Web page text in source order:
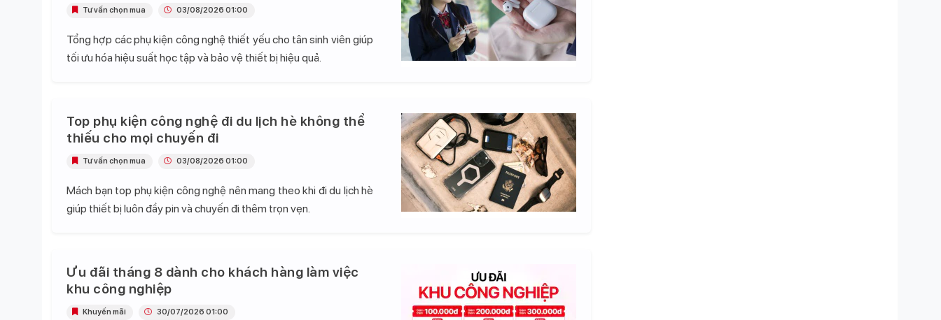
Tổng hợp các phụ kiện công nghệ thiết yếu cho tân sinh viên giúp
tối ưu hóa hiệu suất học tập và bảo vệ thiết bị hiệu quả.
Tư vấn chọn mua 03/08/2026 01:00
Top phụ kiện công nghệ đi du lịch hè không thể
thiếu cho mọi chuyến đi
Mách bạn top phụ kiện công nghệ nên mang theo khi đi du lịch hè
giúp thiết bị luôn đầy pin và chuyến đi thêm trọn vẹn.
Tư vấn chọn mua 03/08/2026 01:00
Ưu đãi tháng 8 dành cho khách hàng làm việc
khu công nghiệp
Khuyến mãi 30/07/2026 01:00